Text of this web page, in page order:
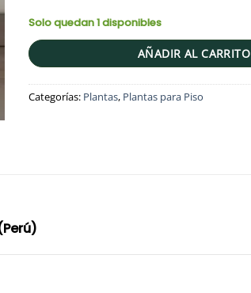
Solo quedan 1 disponibles
AÑADIR AL CARRITO
Categorías: Plantas, Plantas para Piso